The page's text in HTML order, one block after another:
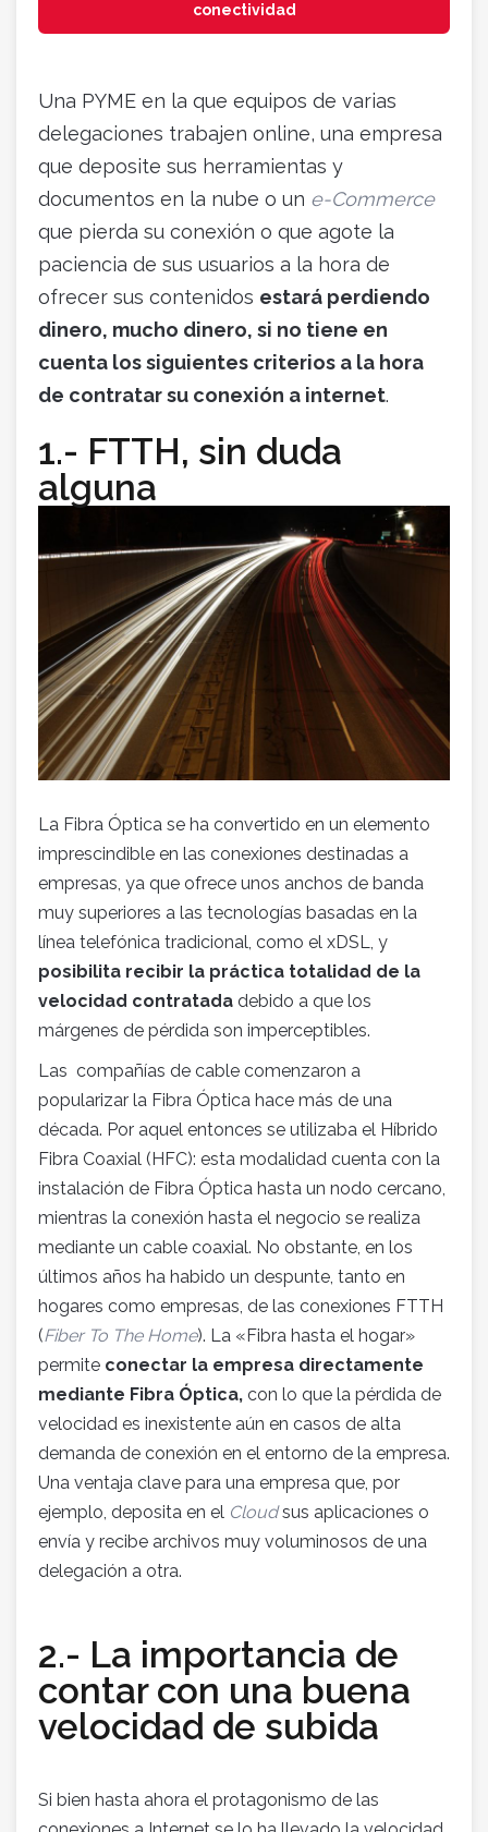
conectividad
Una PYME en la que equipos de varias
delegaciones trabajen online, una empresa
que deposite sus herramientas y
documentos en la nube o un e-Commerce
que pierda su conexión o que agote la
paciencia de sus usuarios a la hora de
ofrecer sus contenidos estará perdiendo
dinero, mucho dinero, si no tiene en
cuenta los siguientes criterios a la hora
de contratar su conexión a internet.
1.- FTTH, sin duda
alguna
La Fibra Óptica se ha convertido en un elemento
imprescindible en las conexiones destinadas a
empresas, ya que ofrece unos anchos de banda
muy superiores a las tecnologías basadas en la
línea telefónica tradicional, como el xDSL, y
posibilita recibir la práctica totalidad de la
velocidad contratada debido a que los
márgenes de pérdida son imperceptibles.
Las compañías de cable comenzaron a
popularizar la Fibra Óptica hace más de una
década. Por aquel entonces se utilizaba el Híbrido
Fibra Coaxial (HFC): esta modalidad cuenta con la
instalación de Fibra Óptica hasta un nodo cercano,
mientras la conexión hasta el negocio se realiza
mediante un cable coaxial. No obstante, en los
últimos años ha habido un despunte, tanto en
hogares como empresas, de las conexiones FTTH
(Fiber To The Home). La «Fibra hasta el hogar»
permite conectar la empresa directamente
mediante Fibra Óptica, con lo que la pérdida de
velocidad es inexistente aún en casos de alta
demanda de conexión en el entorno de la empresa.
Una ventaja clave para una empresa que, por
ejemplo, deposita en el Cloudsus aplicaciones o
envía y recibe archivos muy voluminosos de una
delegación a otra.
2.- La importancia de
contar con una buena
velocidad de subida
Si bien hasta ahora el protagonismo de las